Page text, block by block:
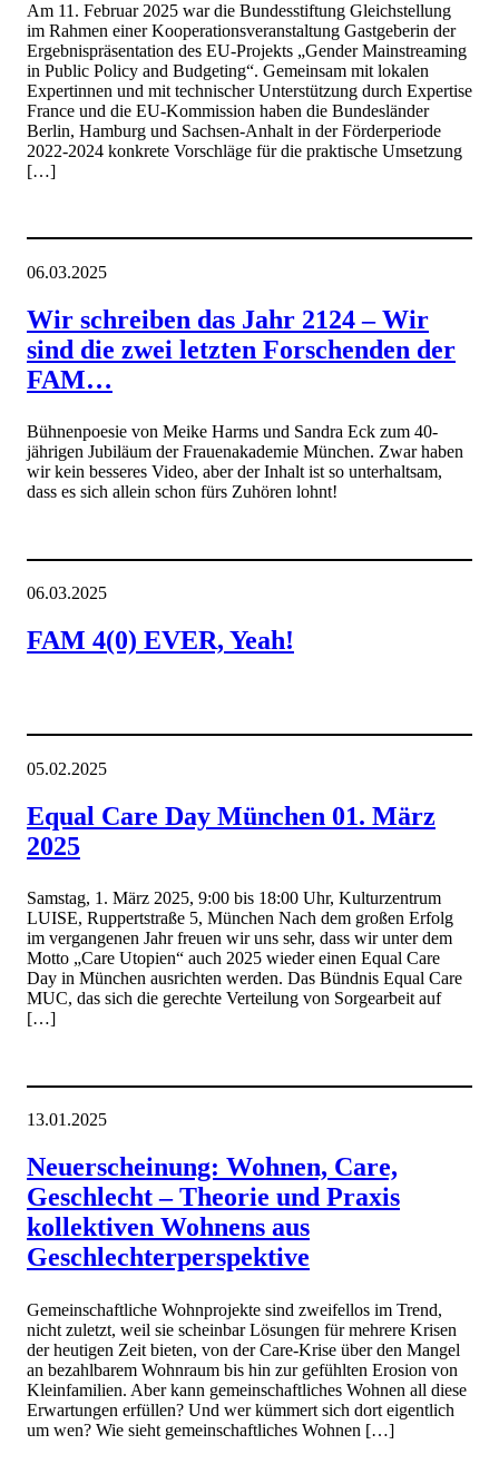
Am 11. Februar 2025 war die Bundesstiftung Gleichstellung
im Rahmen einer Kooperationsveranstaltung Gastgeberin der
Ergebnispräsentation des EU-Projekts „Gender Mainstreaming
in Public Policy and Budgeting“. Gemeinsam mit lokalen
Expertinnen und mit technischer Unterstützung durch Expertise
France und die EU-Kommission haben die Bundesländer
Berlin, Hamburg und Sachsen-Anhalt in der Förderperiode
2022-2024 konkrete Vorschläge für die praktische Umsetzung
[…]
06.03.2025
Wir schreiben das Jahr 2124 – Wir
sind die zwei letzten Forschenden der
FAM…
Bühnenpoesie von Meike Harms und Sandra Eck zum 40-
jährigen Jubiläum der Frauenakademie München. Zwar haben
wir kein besseres Video, aber der Inhalt ist so unterhaltsam,
dass es sich allein schon fürs Zuhören lohnt!
06.03.2025
FAM 4(0) EVER, Yeah!
05.02.2025
Equal Care Day München 01. März
2025
Samstag, 1. März 2025, 9:00 bis 18:00 Uhr, Kulturzentrum
LUISE, Ruppertstraße 5, München Nach dem großen Erfolg
im vergangenen Jahr freuen wir uns sehr, dass wir unter dem
Motto „Care Utopien“ auch 2025 wieder einen Equal Care
Day in München ausrichten werden. Das Bündnis Equal Care
MUC, das sich die gerechte Verteilung von Sorgearbeit auf
[…]
13.01.2025
Neuerscheinung: Wohnen, Care,
Geschlecht – Theorie und Praxis
kollektiven Wohnens aus
Geschlechterperspektive
Gemeinschaftliche Wohnprojekte sind zweifellos im Trend,
nicht zuletzt, weil sie scheinbar Lösungen für mehrere Krisen
der heutigen Zeit bieten, von der Care-Krise über den Mangel
an bezahlbarem Wohnraum bis hin zur gefühlten Erosion von
Kleinfamilien. Aber kann gemeinschaftliches Wohnen all diese
Erwartungen erfüllen? Und wer kümmert sich dort eigentlich
um wen? Wie sieht gemeinschaftliches Wohnen […]